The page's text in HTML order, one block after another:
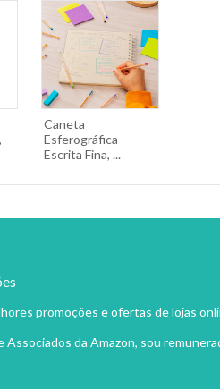
Caneta
Esferográfica
Escrita Fina, ...
promoções e ofertas de lojas
da Amazon, sou